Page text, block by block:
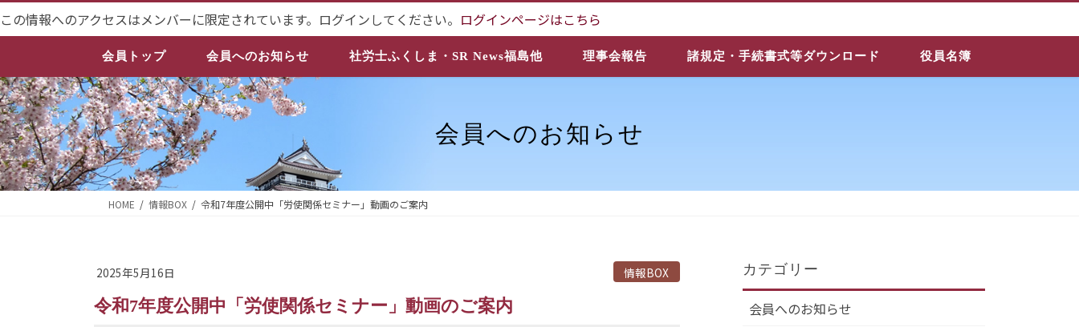
ン
ン
ツ
へ
ス
キ
ッ
ビ
ー
シ
ョ
ン
に
移
この情報へのアクセスはメンバーに限定されています。ログインしてください。 ログインページはこちら
会員トップ 会員へのお知らせ 社労士ふくしま・SR News福島他 理事会報告 諸規定・手続書式等ダウンロード 役員名簿
会員へのお知らせ
HOME 情報BOX 令和7年度公開中「労使関係セミナー」動画のご案内
2025年5月16日 情報BOX
令和7年度公開中「労使関係セミナー」動画のご案内
カテゴリー
会員へのお知らせ